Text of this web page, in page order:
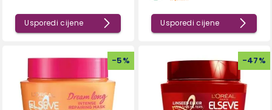
Usporedi cijene Usporedi cijene
-5% -47%